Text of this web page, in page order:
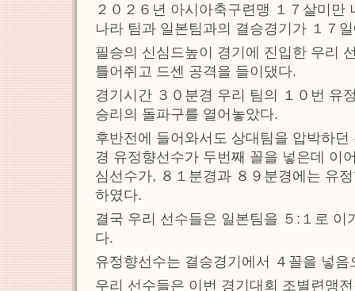
２０２６년 아시아축구련맹 １７살미만
나라 팀과 일본팀과의 결승경기가 １７
필승의 신심드높이 경기에 진입한 우리
틀어쥐고 드센 공격을 들이댔다.
경기시간 ３０분경 우리 팀의 １０번 유
승리의 돌파구를 열어놓았다.
후반전에 들어와서도 상대팀을 압박하
경 유정향선수가 두번째 꼴을 넣은데 이
심선수가, ８１분경과 ８９분경에는 유
하였다.
결국 우리 선수들은 일본팀을 ５:１로 이
다.
유정향선수는 결승경기에서 ４꼴을 넣
우리 선수들은 이번 경기대회 조별련맹